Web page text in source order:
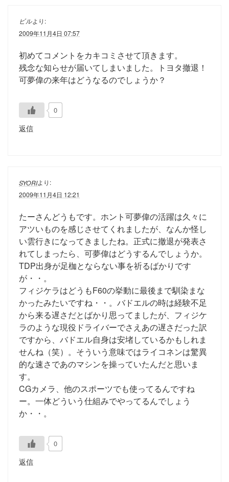
ビルより:
2009年11月4日 07:57
初めてコメントをカキコミさせて頂きます。
残念な知らせが届いてしまいました。トヨタ撤退！
可夢偉の来年はどうなるのでしょうか？
0
返信
SYORIより:
2009年11月4日 12:21
たーさんどうもです。ホント可夢偉の活躍は久々に
アツいものを感じさせてくれましたが、なんか怪し
い雲行きになってきましたね。正式に撤退が発表さ
れてしまったら、可夢偉はどうするんでしょうか。
TDP出身が足枷とならない事を祈るばかりです
が・・。
フィジケラはどうもF60の挙動に最後まで馴染まな
かったみたいですね・・。バドエルの時は経験不足
から来る遅さだとばかり思ってましたが、フィジケ
ラのような現役ドライバーでさえあの遅さだった訳
ですから、バドエル自身は安堵しているかもしれま
せんね（笑）。そういう意味ではライコネンは驚異
的な速さであのマシンを操っていたんだと思いま
す。
CGカメラ、他のスポーツでも使ってるんですね
ー。一体どういう仕組みでやってるんでしょう
か・・。
0
返信